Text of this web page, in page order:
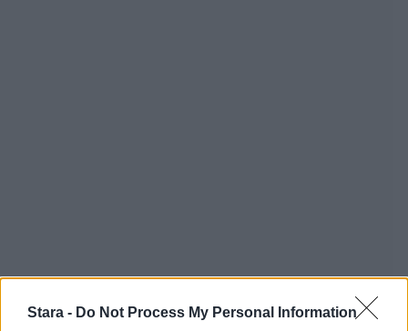
Stara - Do Not Process My Personal Information